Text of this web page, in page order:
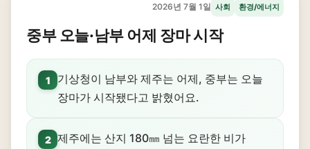
2026년 7월 1일 사회 환경/에너지
중부 오늘·남부 어제 장마 시작
1
기상청이 남부와 제주는 어제, 중부는 오늘
장마가 시작됐다고 밝혔어요.
2 제주에는 산지 180㎜ 넘는 요란한 비가